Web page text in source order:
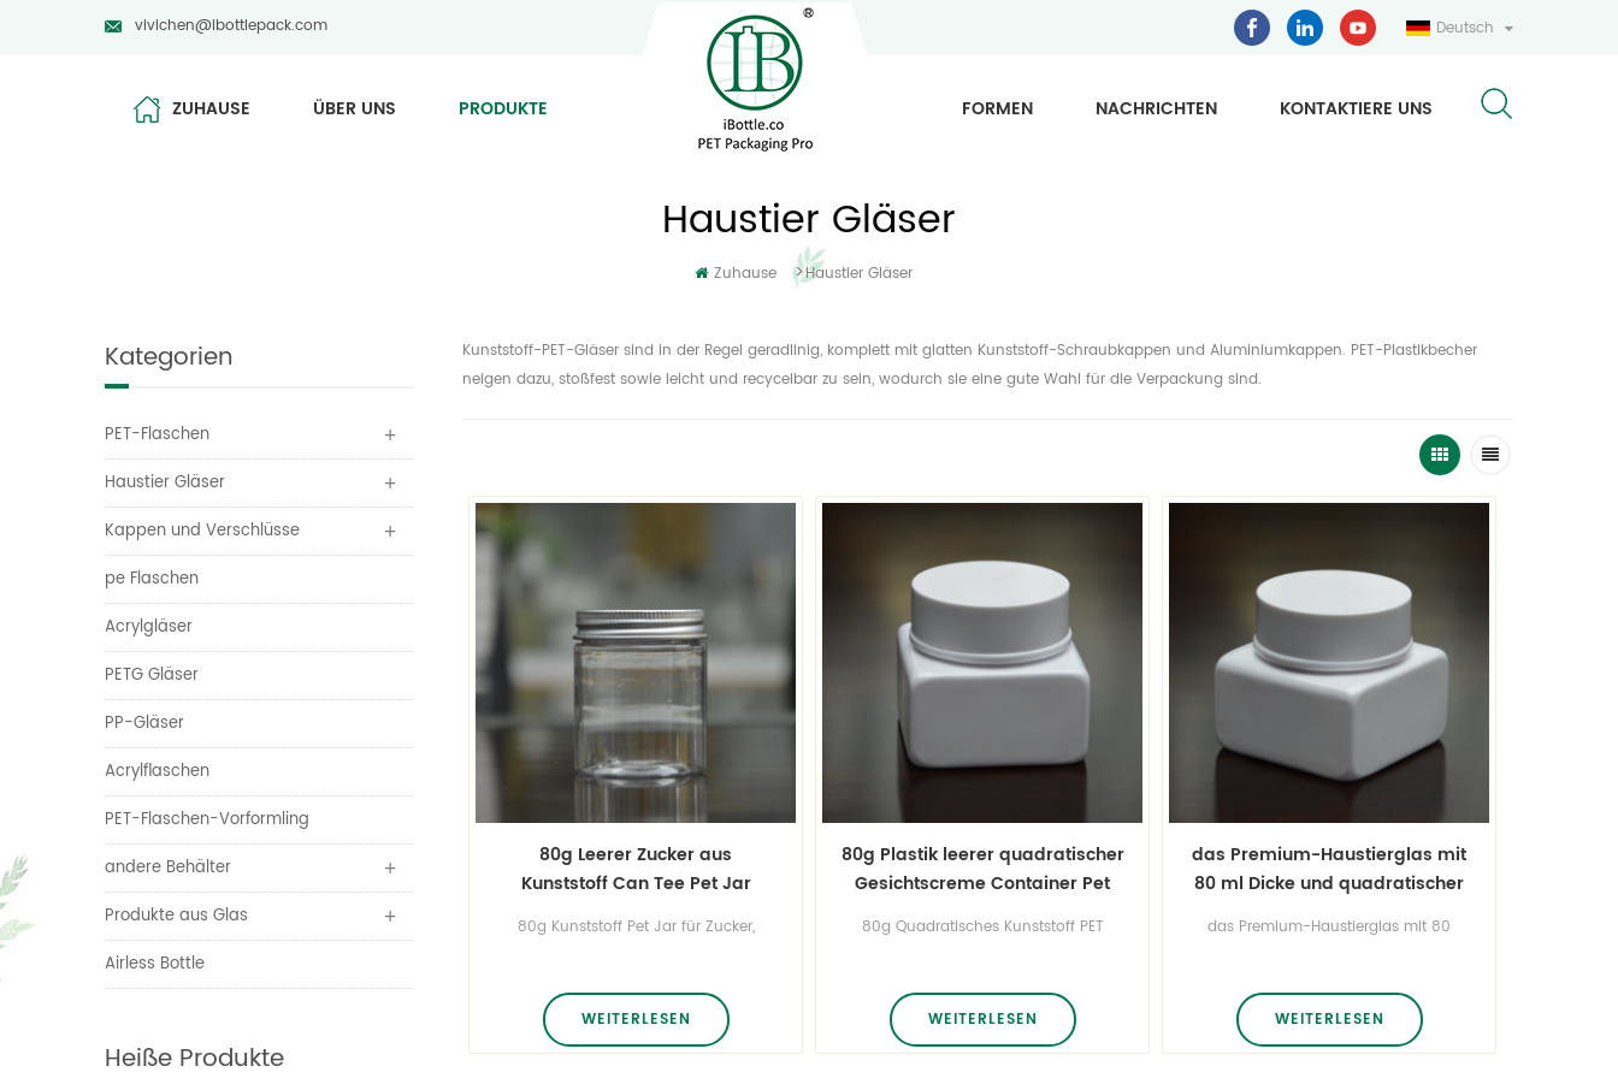
vivichen@ibottlepack.com Deutsch
ZUHAUSE ÜBER UNS PRODUKTE FORMEN NACHRICHTEN KONTAKTIERE UNS
Haustier Gläser
Zuhause >Haustier Gläser
Kunststoff-PET-Gläser sind in der Regel geradlinig, komplett mit glatten Kunststoff-Schraubkappen und Aluminiumkappen. PET-Plastikbecher
neigen dazu, stoßfest sowie leicht und recycelbar zu sein, wodurch sie eine gute Wahl für die Verpackung sind.
80g Leerer Zucker aus
Kunststoff Can Tee Pet Jar
80g Kunststoff Pet Jar für Zucker,
produzieren Sie es.
WEITERLESEN
80g Plastik leerer quadratischer
Gesichtscreme Container Pet
80g Quadratisches Kunststoff PET
WEITERLESEN
das Premium-Haustierglas mit
80 ml Dicke und quadratischer
das Premium-Haustierglas mit 80
Plastikflaschenform für Ihre eigene
Marke! Wir entwerfen,
individualisieren und produzieren
es.
WEITERLESEN
Kategorien
PET-Flaschen
Haustier Gläser
Kappen und Verschlüsse
pe Flaschen
Acrylgläser
PETG Gläser
PP-Gläser
Acrylflaschen
PET-Flaschen-Vorformling
andere Behälter
Produkte aus Glas
Airless Bottle
Heiße Produkte